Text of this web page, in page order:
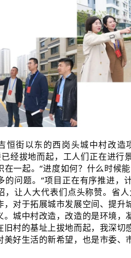
恒街以东的西岗头城中村改造
经拔地而起，工人们正在进行
在一起。“进度如何？什么时候
的问题。“项目正在有序推进，
，让人大代表们点头称赞。省
，对于拓展城市发展空间、提升
。城中村改造，改造的是环境，
旧村的基址上拔地而起，我深切
美好生活的新希望，也是市委、